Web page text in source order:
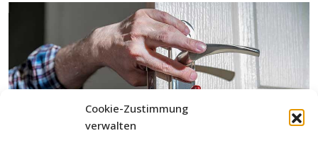
Cookie-Zustimmung
verwalten